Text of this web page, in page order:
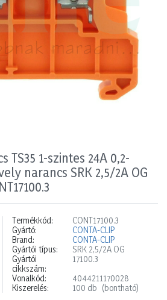
TS35 1-szintes 24A 0,2-
narancs SRK 2,5/2A OG
Termékkód:
CONT17100.3
Gyártó:
CONTA-CLIP
Brand:
CONTA-CLIP
Gyártói típus:
SRK 2,5/2A OG
Gyártói
cikkszám:
17100.3
Vonalkód:
4044211170028
Kiszerelés:
100 db (bontható)